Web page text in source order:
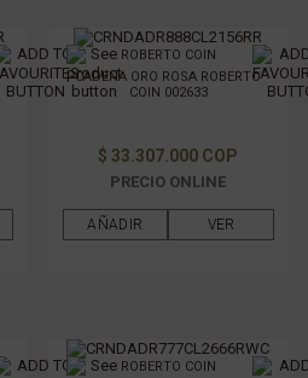
ROBERTO COIN
CADENA ORO ROSA ROBERTO
COIN 002633
$ 33.307.000 COP
PRECIO ONLINE
AÑADIR VER
ROBERTO COIN